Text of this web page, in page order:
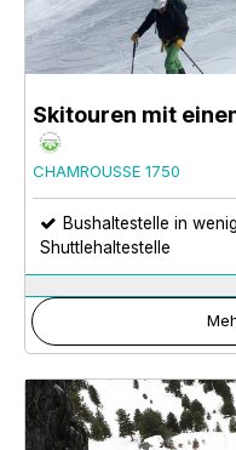
Skitouren mit
CHAMROUSSE 1750
Bushaltestelle in
Shuttlehaltestelle